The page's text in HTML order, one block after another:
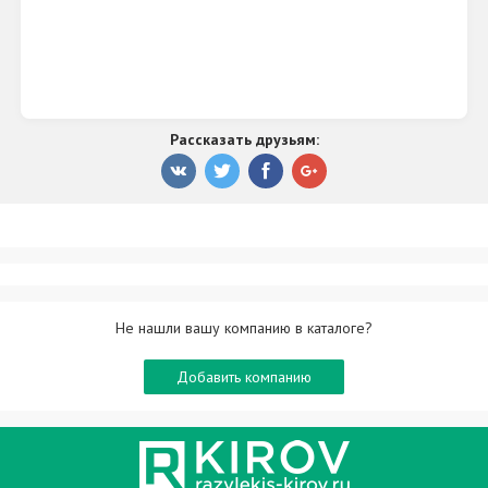
Рассказать друзьям:
Не нашли вашу компанию в каталоге?
Добавить компанию